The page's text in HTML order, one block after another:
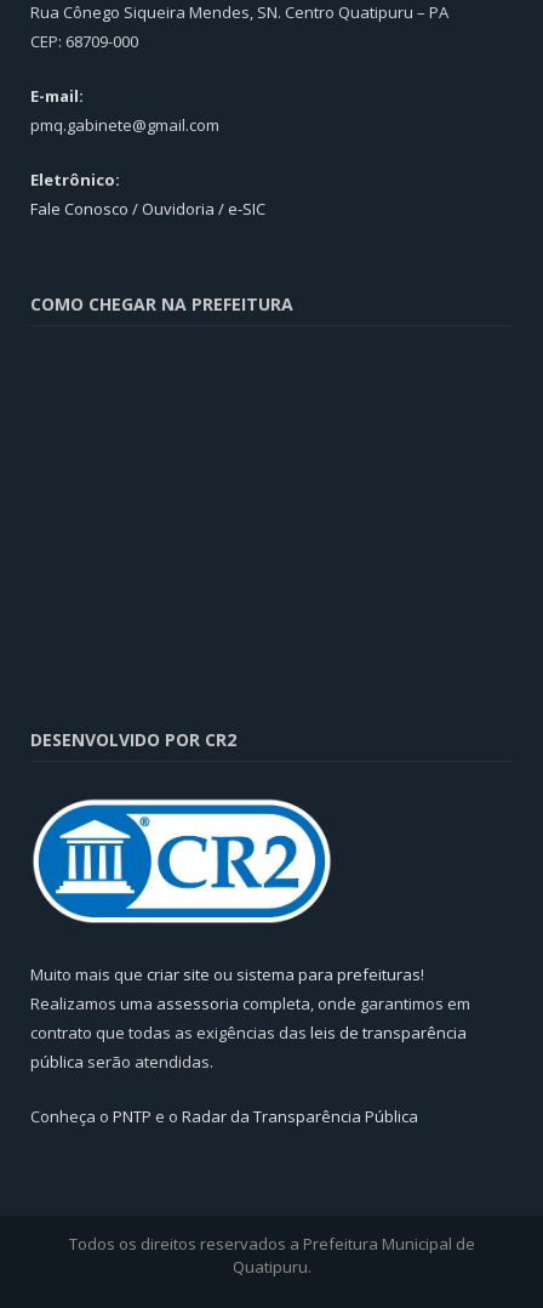
Rua Cônego Siqueira Mendes, SN. Centro Quatipuru – PA
CEP: 68709-000
E-mail:
pmq.gabinete@gmail.com
Eletrônico:
Fale Conosco / Ouvidoria / e-SIC
COMO CHEGAR NA PREFEITURA
DESENVOLVIDO POR CR2
Muito mais que criar site ou sistema para prefeituras!
Realizamos uma assessoria completa, onde garantimos em
contrato que todas as exigências das leis de transparência
pública serão atendidas.
Conheça o PNTP e o Radar da Transparência Pública
Todos os direitos reservados a Prefeitura Municipal de
Quatipuru.